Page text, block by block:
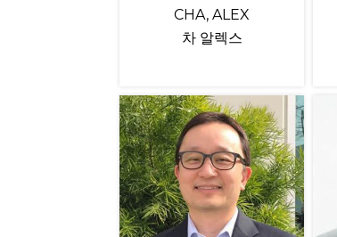
CHA, ALEX
차 알렉스